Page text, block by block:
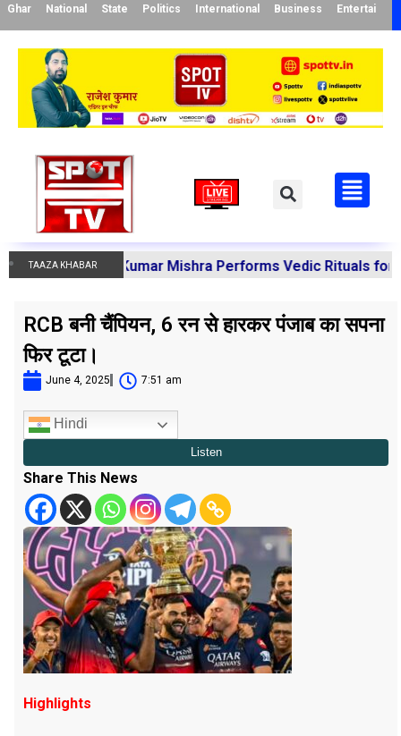
Ghar National State Politics International Business
TAAZA KHABAR
Manoj Kumar Mishra Performs Vedic Rituals for the
RCB बनी चैंपियन, 6 रन से हारकर पंजाब का सपना
फिर टूटा।
June 4, 2025 7:51 am
Hindi
Share This News
Highlights